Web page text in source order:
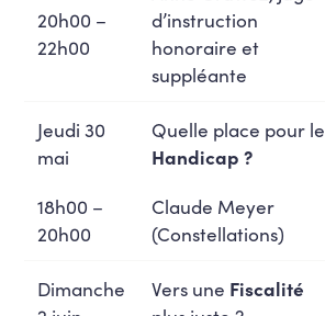
20h00 –
22h00
d’instruction
honoraire et
suppléante
Jeudi 30
mai
18h00 –
20h00
Quelle place pour le
Handicap ?
Claude Meyer
(Constellations)
Dimanche
Vers une Fiscalité